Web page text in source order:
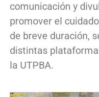
comunicación y
promover el
de breve duración,
distintas
la UTPBA.